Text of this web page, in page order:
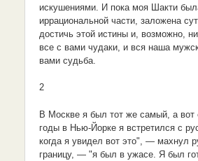
искушениями. И пока моя Шакти
иррациональной части, заложена
достичь этой истины и, возможно,
все с вами чудаки, и вся наша
вами судьба.
2
В Москве я был тот же самый, а вот
годы в Нью-Йорке я встретился с
когда я увидел вот это", — махнул
границу, — "я был в ужасе. Я был